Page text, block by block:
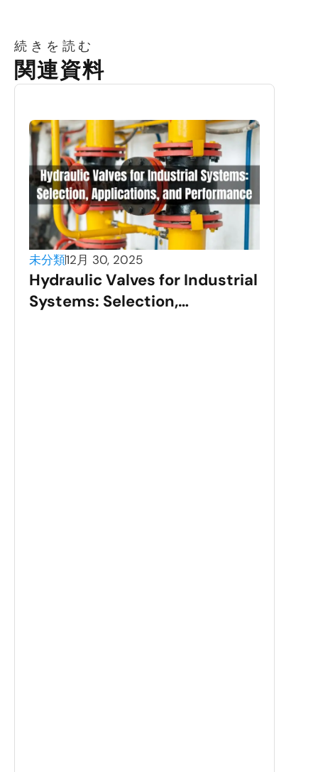
続きを読む
関連資料
未分類12月 30, 2025
Hydraulic Valves for Industrial
Systems: Selection,